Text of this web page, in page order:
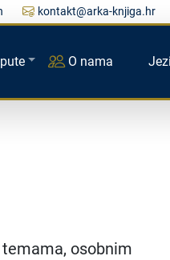
kontakt@arka-knjiga.hr
O nama
osobnim